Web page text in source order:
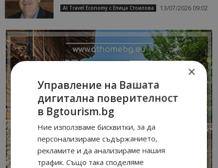
AI Travel Economy с Елица Стоилова 13/07/2026 09:02
×
Управление на Вашата
дигитална поверителност
в Bgtourism.bg
Ние използваме бисквитки, за да
персонализираме съдържанието,
рекламите и да анализираме нашия
трафик. Също така споделяме